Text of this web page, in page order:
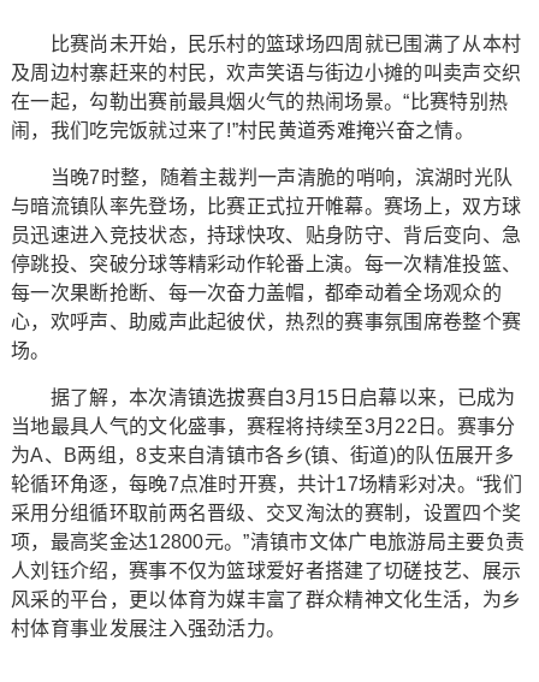
比赛尚未开始，民乐村的篮球场四周就已围满了从本村
及周边村寨赶来的村民，欢声笑语与街边小摊的叫卖声交织
在一起，勾勒出赛前最具烟火气的热闹场景。“比赛特别热
闹，我们吃完饭就过来了!”村民黄道秀难掩兴奋之情。
当晚7时整，随着主裁判一声清脆的哨响，滨湖时光队
与暗流镇队率先登场，比赛正式拉开帷幕。赛场上，双方球
员迅速进入竞技状态，持球快攻、贴身防守、背后变向、急
停跳投、突破分球等精彩动作轮番上演。每一次精准投篮、
每一次果断抢断、每一次奋力盖帽，都牵动着全场观众的
心，欢呼声、助威声此起彼伏，热烈的赛事氛围席卷整个赛
场。
据了解，本次清镇选拔赛自3月15日启幕以来，已成为
当地最具人气的文化盛事，赛程将持续至3月22日。赛事分
为A、B两组，8支来自清镇市各乡(镇、街道)的队伍展开多
轮循环角逐，每晚7点准时开赛，共计17场精彩对决。“我们
采用分组循环取前两名晋级、交叉淘汰的赛制，设置四个奖
项，最高奖金达12800元。”清镇市文体广电旅游局主要负责
人刘钰介绍，赛事不仅为篮球爱好者搭建了切磋技艺、展示
风采的平台，更以体育为媒丰富了群众精神文化生活，为乡
村体育事业发展注入强劲活力。